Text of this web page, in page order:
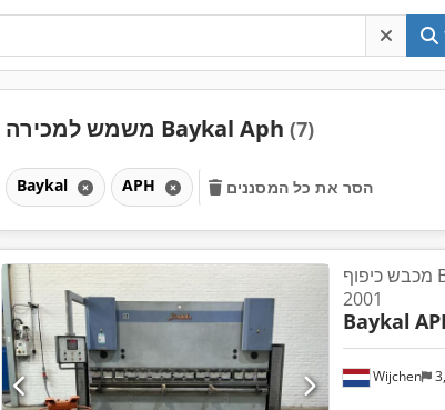
משמש למכירה Baykal Aph (7)
Baykal APH הסר את כל המסננים
Wijchen
מכבש כיפוף Baykal APH 3108 x 160, שנת
2001
Baykal